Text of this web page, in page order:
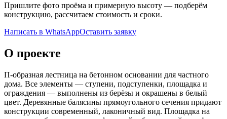
Пришлите фото проёма и примерную высоту — подберём
конструкцию, рассчитаем стоимость и сроки.
Написать в WhatsAppОставить заявку
О проекте
П-образная лестница на бетонном основании для частного
дома. Все элементы — ступени, подступенки, площадка и
ограждения — выполнены из берёзы и окрашены в белый
цвет. Деревянные балясины прямоугольного сечения придают
конструкции современный, лаконичный вид. Площадка на